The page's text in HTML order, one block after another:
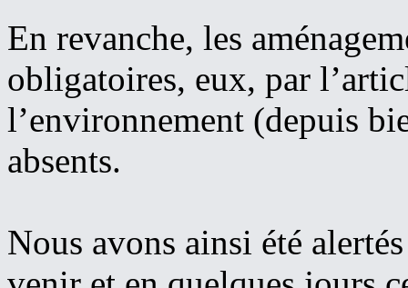
En revanche, les
obligatoires, eux, par
l’environnement (depuis
absents.
Nous avons ainsi été